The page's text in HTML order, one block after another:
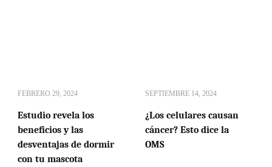
FEBRERO 29, 2024
Estudio revela los
beneficios y las
desventajas de dormir
con tu mascota
SEPTIEMBRE 14, 2024
¿Los celulares causan
cáncer? Esto dice la
OMS